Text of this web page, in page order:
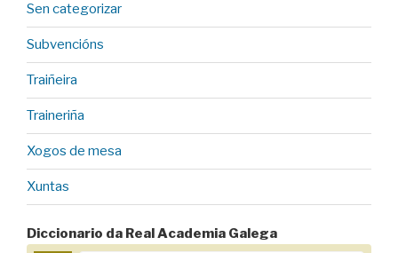
Sen categorizar
Subvencións
Traiñeira
Traineriña
Xogos de mesa
Xuntas
Diccionario da Real Academia Galega